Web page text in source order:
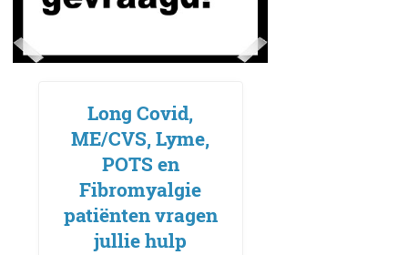
Long Covid,
ME/CVS, Lyme,
POTS en
Fibromyalgie
patiënten vragen
jullie hulp